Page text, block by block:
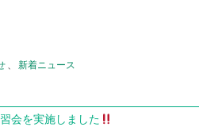
、 新着ニュース
会を実施しました